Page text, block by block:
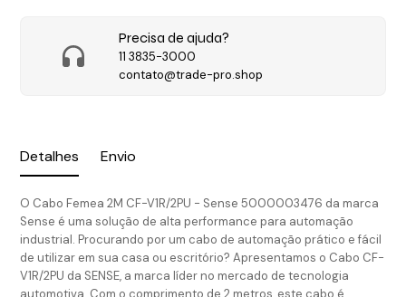
Detalhes Envio
O Cabo Femea 2M CF-V1R/2PU - Sense 5000003476 da marca
Sense é uma solução de alta performance para automação
industrial. Procurando por um cabo de automação prático e fácil
de utilizar em sua casa ou escritório? Apresentamos o Cabo CF-
V1R/2PU da SENSE, a marca líder no mercado de tecnologia
automotiva. Com o comprimento de 2 metros, este cabo é
Precisa de ajuda?
11 3835-3000
contato@trade-pro.shop